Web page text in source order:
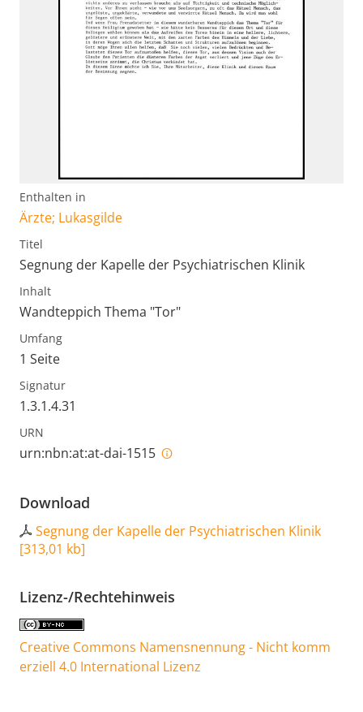
Enthalten in
Ärzte; Lukasgilde
Titel
Segnung der Kapelle der Psychiatrischen Klinik
Inhalt
Wandteppich Thema "Tor"
Umfang
1 Seite
Signatur
1.3.1.4.31
URN
urn:nbn:at:at-dai-1515
Download
Segnung der Kapelle der Psychiatrischen Klinik
[313,01 kb]
Lizenz-/Rechtehinweis
Creative Commons Namensnennung - Nicht komm
erziell 4.0 International Lizenz